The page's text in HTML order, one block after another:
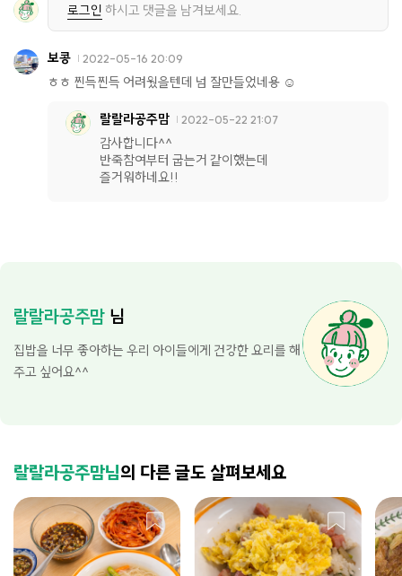
로그인 하시고 댓글을 남겨보세요.
보콩 2022-05-16 20:09
ㅎㅎ 찐득찐득 어려웠을텐데 넘 잘만들었네용 ☺️
랄랄라공주맘 2022-05-22 21:07
감사합니다^^
반죽참여부터 굽는거 같이했는데
즐거워하네요!!
랄랄라공주맘 님
집밥을 너무 좋아하는 우리 아이들에게 건강한 요리를 해
주고 싶어요^^
랄랄라공주맘님의 다른 글도 살펴보세요